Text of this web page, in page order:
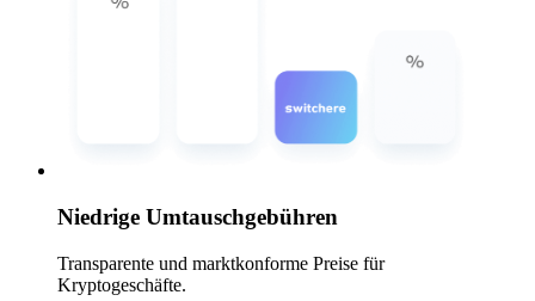
Niedrige Umtauschgebühren
Transparente und marktkonforme Preise für
Kryptogeschäfte.